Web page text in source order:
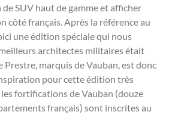
SUV haut de gamme et afficher
côté français. Après la référence au
une édition spéciale qui nous
architectes militaires était
Prestre, marquis de Vauban, est donc
pour cette édition très
fortifications de Vauban (douze
français) sont inscrites au